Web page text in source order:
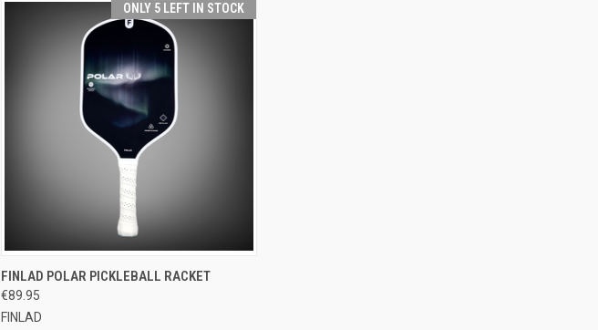
ONLY 5 LEFT IN STOCK
QUICK VIEW ADD TO CART
Compare
FINLAD POLAR PICKLEBALL RACKET
€89.95
FINLAD